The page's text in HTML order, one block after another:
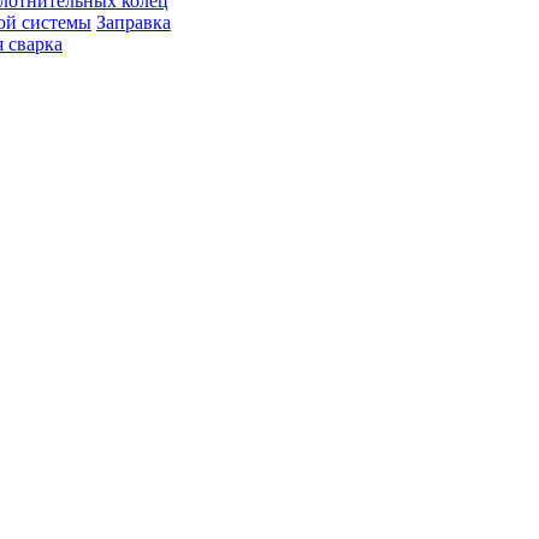
системы Заправка